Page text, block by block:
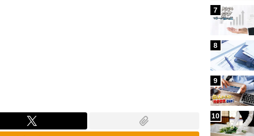
7
8
9
10